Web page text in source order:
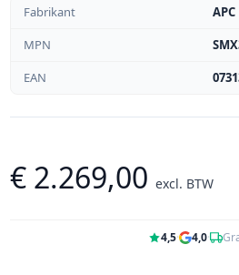
Fabrikant
APC
MPN
EAN
€ 2.269,00 excl. BTW
4,5· 4,0·